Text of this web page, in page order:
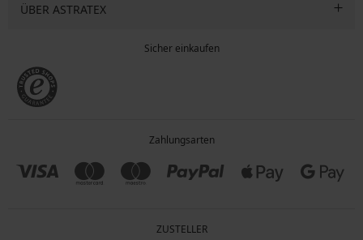
ÜBER ASTRATEX
Sicher einkaufen
Zahlungsarten
ZUSTELLER